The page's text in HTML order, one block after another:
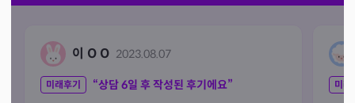
이 O O 2023.08.07
미래후기 “상담6일 후 작성된 후기에요” 미래